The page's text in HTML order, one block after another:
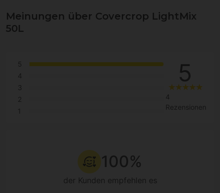
Meinungen über Covercrop LightMix
50L
5
4
3
2
1
5
4
Rezensionen
100%
der Kunden empfehlen es